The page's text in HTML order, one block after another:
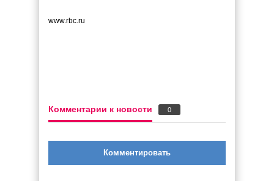
www.rbc.ru
Комментарии к новости 0
Комментировать